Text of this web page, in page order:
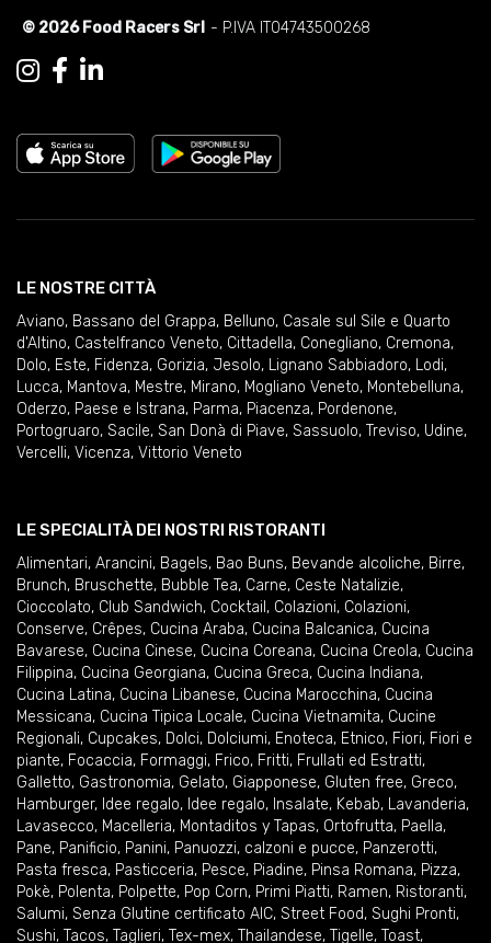
© 2026 Food Racers Srl - P.IVA IT04743500268
LE NOSTRE CITTÀ
Aviano, Bassano del Grappa, Belluno, Casale sul Sile e Quarto
d'Altino, Castelfranco Veneto, Cittadella, Conegliano, Cremona,
Dolo, Este, Fidenza, Gorizia, Jesolo, Lignano Sabbiadoro, Lodi,
Lucca, Mantova, Mestre, Mirano, Mogliano Veneto, Montebelluna,
Oderzo, Paese e Istrana, Parma, Piacenza, Pordenone,
Portogruaro, Sacile, San Donà di Piave, Sassuolo, Treviso, Udine,
Vercelli, Vicenza, Vittorio Veneto
LE SPECIALITÀ DEI NOSTRI RISTORANTI
Alimentari, Arancini, Bagels, Bao Buns, Bevande alcoliche, Birre,
Brunch, Bruschette, Bubble Tea, Carne, Ceste Natalizie,
Cioccolato, Club Sandwich, Cocktail , Colazioni, Colazioni,
Conserve, Crêpes, Cucina Araba, Cucina Balcanica, Cucina
Bavarese, Cucina Cinese, Cucina Coreana, Cucina Creola, Cucina
Filippina, Cucina Georgiana, Cucina Greca, Cucina Indiana,
Cucina Latina, Cucina Libanese, Cucina Marocchina, Cucina
Messicana, Cucina Tipica Locale, Cucina Vietnamita, Cucine
Regionali, Cupcakes, Dolci, Dolciumi, Enoteca, Etnico, Fiori, Fiori e
piante, Focaccia, Formaggi, Frico, Fritti, Frullati ed Estratti,
Galletto, Gastronomia, Gelato, Giapponese, Gluten free, Greco,
Hamburger, Idee regalo, Idee regalo, Insalate, Kebab, Lavanderia,
Lavasecco, Macelleria, Montaditos y Tapas, Ortofrutta, Paella,
Pane, Panificio, Panini, Panuozzi, calzoni e pucce, Panzerotti,
Pasta fresca, Pasticceria, Pesce, Piadine, Pinsa Romana, Pizza,
Pokè, Polenta, Polpette, Pop Corn, Primi Piatti, Ramen, Ristoranti,
Salumi, Senza Glutine certificato AIC, Street Food, Sughi Pronti,
Sushi, Tacos, Taglieri, Tex-mex, Thailandese, Tigelle, Toast,